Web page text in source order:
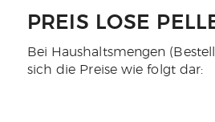
PREIS LOSE
Bei Haushaltsmengen
sich die Preise wie folgt dar: